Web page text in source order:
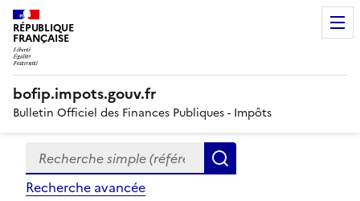
RÉPUBLIQUE
FRANÇAISE
bofip.impots.gouv.fr
Bulletin Officiel des Finances Publiques - Impôts
Formulaire
de
recherche
Recherche simple (références, mots clés, partie du
Recherche avancée